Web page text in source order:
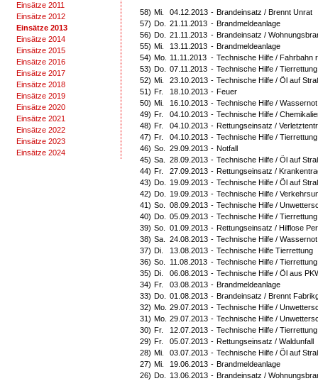
Einsätze 2011
Einsätze 2012
Einsätze 2013
Einsätze 2014
Einsätze 2015
Einsätze 2016
Einsätze 2017
Einsätze 2018
Einsätze 2019
Einsätze 2020
Einsätze 2021
Einsätze 2022
Einsätze 2023
Einsätze 2024
58) Mi. 04.12.2013 - Brandeinsatz / Brennt Unrat
57) Do. 21.11.2013 - Brandmeldeanlage
56) Do. 21.11.2013 - Brandeinsatz /
55) Mi. 13.11.2013 - Brandmeldeanlage
54) Mo. 11.11.2013 - Technische Hilfe / Fahrbahn
53) Do. 07.11.2013 - Technische Hilfe /
52) Mi. 23.10.2013 - Technische Hilfe / Öl auf
51) Fr. 18.10.2013 - Feuer
50) Mi. 16.10.2013 - Technische Hilfe / Wassernot
49) Fr. 04.10.2013 - Technische Hilfe /
48) Fr. 04.10.2013 - Rettungseinsatz /
47) Fr. 04.10.2013 - Technische Hilfe / Tierrettung
46) So. 29.09.2013 - Notfall
45) Sa. 28.09.2013 - Technische Hilfe / Öl auf
44) Fr. 27.09.2013 - Rettungseinsatz /
43) Do. 19.09.2013 - Technische Hilfe / Öl auf
42) Do. 19.09.2013 - Technische Hilfe /
41) So. 08.09.2013 - Technische Hilfe /
40) Do. 05.09.2013 - Technische Hilfe / Tierrettung
39) So. 01.09.2013 - Rettungseinsatz / Hilflose
38) Sa. 24.08.2013 - Technische Hilfe / Wassernot
37) Di. 13.08.2013 - Technische Hilfe Tierrettung
36) So. 11.08.2013 - Technische Hilfe / Tierrettung
35) Di. 06.08.2013 - Technische Hilfe / Öl aus
34) Fr. 03.08.2013 - Brandmeldeanlage
33) Do. 01.08.2013 - Brandeinsatz / Brennt
32) Mo. 29.07.2013 - Technische Hilfe /
31) Mo. 29.07.2013 - Technische Hilfe /
30) Fr. 12.07.2013 - Technische Hilfe / Tierrettung
29) Fr. 05.07.2013 - Rettungseinsatz / Waldunfall
28) Mi. 03.07.2013 - Technische Hilfe / Öl auf
27) Mi. 19.06.2013 - Brandmeldeanlage
26) Do. 13.06.2013 - Brandeinsatz /